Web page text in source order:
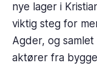
nye lager i
viktig steg for
Agder, og
aktører fra